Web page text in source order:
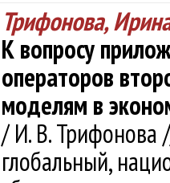
Трифонова,
К вопросу
операторов
моделям в
/ И. В. Трифонова
глобальный,